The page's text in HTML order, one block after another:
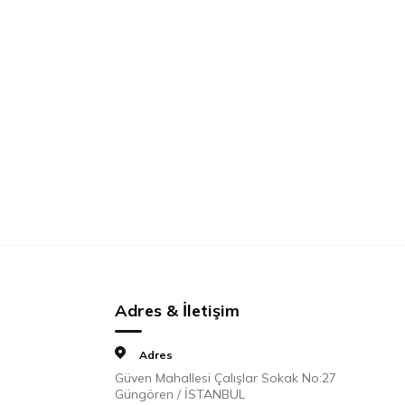
Adres & İletişim
Adres
Güven Mahallesi Çalışlar Sokak No:27
Güngören / İSTANBUL